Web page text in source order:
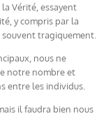
Vérité, essayent
y compris par la
tragiquement.
nous ne
notre nombre et
entre les individus.
il faudra bien nous